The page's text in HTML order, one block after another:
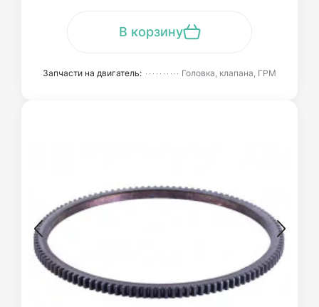
В корзину
Запчасти на двигатель: Головка, клапана, ГРМ